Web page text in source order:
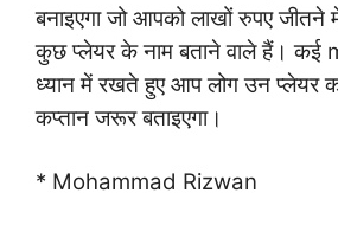
बनाइएगा जो आपको लाखों रुपए जीतने
कुछ प्लेयर के नाम बताने वाले हैं। कई
ध्यान में रखते हुए आप लोग उन प्लेयर
कप्तान जरूर बताइएगा।
* Mohammad Rizwan